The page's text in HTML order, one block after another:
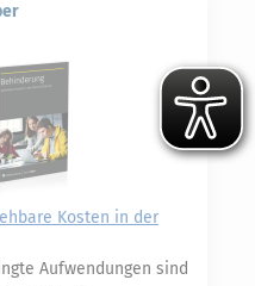
Kosten in der
Aufwendungen sind